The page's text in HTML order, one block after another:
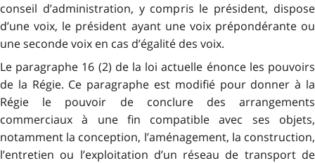
conseil d’administration, y compris le président, dispose
d’une voix, le président ayant une voix prépondérante ou
une seconde voix en cas d’égalité des voix.
Le paragraphe 16 (2) de la loi actuelle énonce les pouvoirs
de la Régie. Ce paragraphe est modifié pour donner à la
Régie le pouvoir de conclure des arrangements
commerciaux à une fin compatible avec ses objets,
notamment la conception, l’aménagement, la construction,
l’entretien ou l’exploitation d’un réseau de transport de